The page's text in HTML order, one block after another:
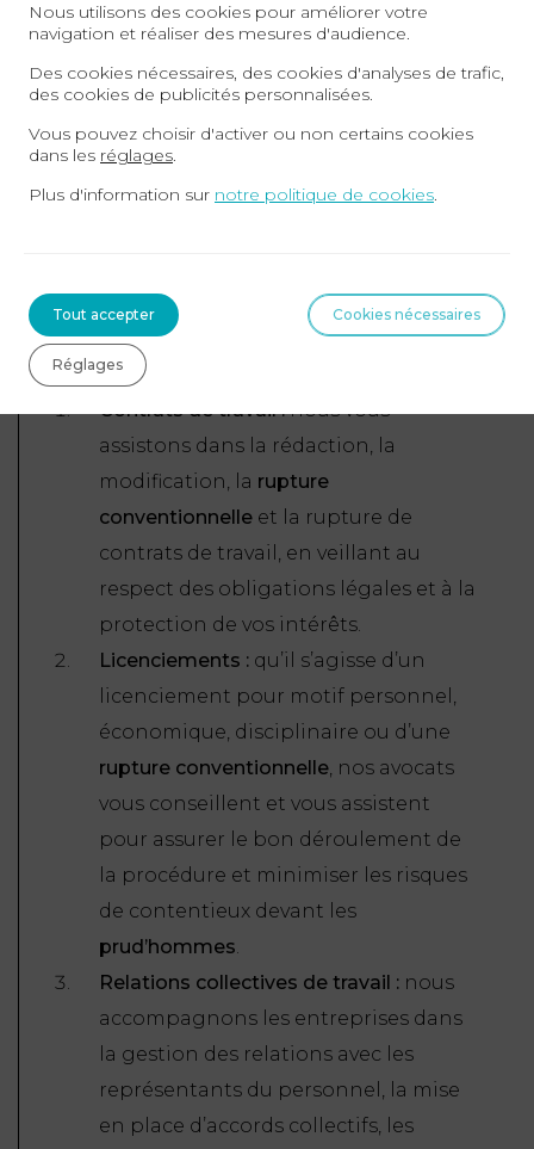
nombreux domaines du droit du travail pour
répondre aux besoins spécifiques des entreprises
et des salariés :
Contrats de travail :nous vous
assistons dans la rédaction, la
modification, la rupture
conventionnelle et la rupture de
contrats de travail, en veillant au
respect des obligations légales et à la
protection de vos intérêts.
Licenciements : qu’il s’agisse d’un
licenciement pour motif personnel,
économique, disciplinaire ou d’une
rupture conventionnelle, nos avocats
vous conseillent et vous assistent
pour assurer le bon déroulement de
la procédure et minimiser les risques
de contentieux devant les
prud’hommes.
Relations collectives de travail : nous
accompagnons les entreprises dans
la gestion des relations avec les
représentants du personnel, la mise
en place d’accords collectifs, les
Nous utilisons des cookies pour améliorer votre
navigation et réaliser des mesures d'audience.
Des cookies nécessaires, des cookies d'analyses de trafic,
des cookies de publicités personnalisées.
Vous pouvez choisir d'activer ou non certains cookies
dans les réglages.
Plus d'information sur notre politique de cookies.
Tout accepter Cookies nécessaires
Réglages